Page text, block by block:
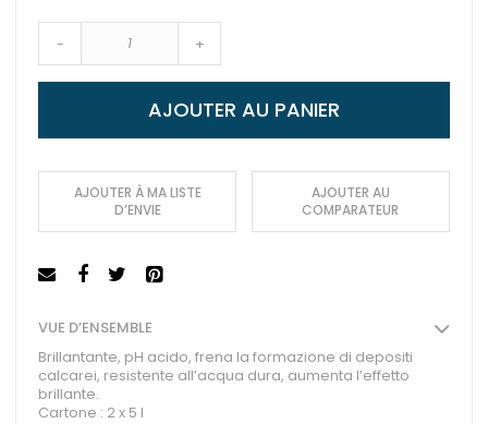
- +
AJOUTER AU PANIER
AJOUTER À MA LISTE
D’ENVIE
AJOUTER AU
COMPARATEUR
VUE D’ENSEMBLE
Brillantante, pH acido, frena la formazione di depositi
calcarei, resistente all’acqua dura, aumenta l’effetto
brillante.
Cartone : 2 x 5 l